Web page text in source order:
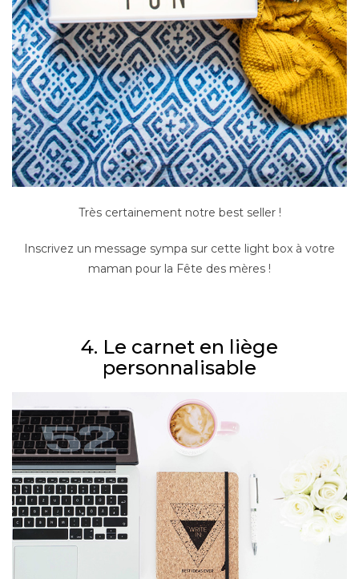
Très certainement notre best seller !
Inscrivez un message sympa sur cette light box à votre
maman pour la Fête des mères !
4. Le carnet en liège
personnalisable